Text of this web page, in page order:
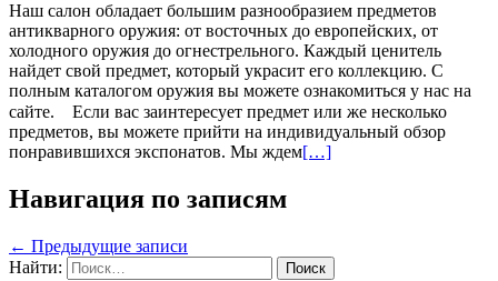
Наш салон обладает большим разнообразием предметов
антикварного оружия: от восточных до европейских, от
холодного оружия до огнестрельного. Каждый ценитель
найдет свой предмет, который украсит его коллекцию. С
полным каталогом оружия вы можете ознакомиться у нас на
сайте.⠀ Если вас заинтересует предмет или же несколько
предметов, вы можете прийти на индивидуальный обзор
понравившихся экспонатов. Мы ждем[…]
Навигация по записям
← Предыдущие записи
Найти: